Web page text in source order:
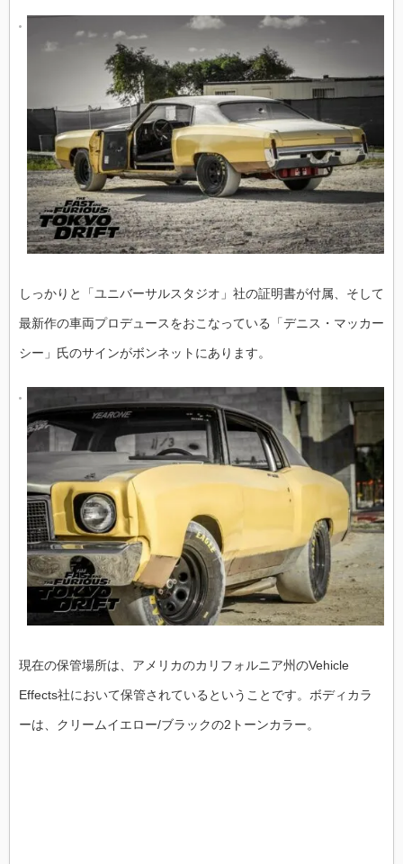
しっかりと「ユニバーサルスタジオ」社の証明書が付属、そして
最新作の車両プロデュースをおこなっている「デニス・マッカー
シー」氏のサインがボンネットにあります。
現在の保管場所は、アメリカのカリフォルニア州のVehicle
Effects社において保管されているということです。ボディカラ
ーは、クリームイエロー/ブラックの2トーンカラー。